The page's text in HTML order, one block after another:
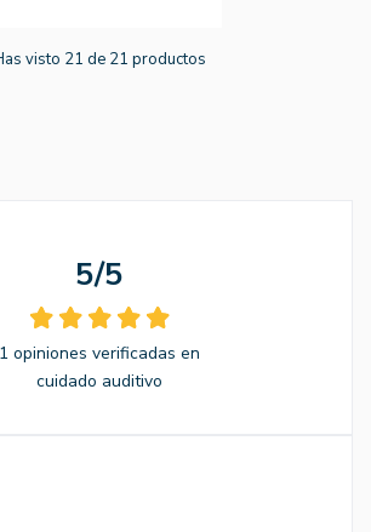
visto 21 de 21 productos
5/5
1 opiniones verificadas en
cuidado auditivo